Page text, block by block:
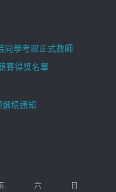
同學考取正式教師
賽得獎名單
填通知
六
日